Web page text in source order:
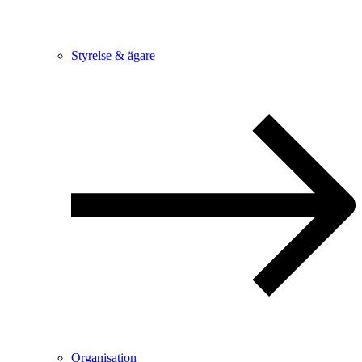
Styrelse & ägare
Organisation